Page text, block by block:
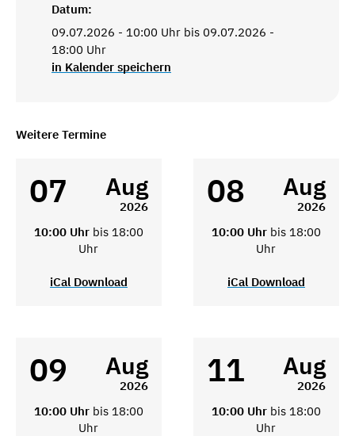
Datum:
09.07.2026 - 10:00 Uhr bis 09.07.2026 -
18:00 Uhr
in Kalender speichern
Weitere Termine
07 Aug
2026
10:00 Uhr bis 18:00
Uhr
iCal Download
08 Aug
2026
10:00 Uhr bis 18:00
Uhr
iCal Download
09 Aug
2026
10:00 Uhr bis 18:00
Uhr
11 Aug
2026
10:00 Uhr bis 18:00
Uhr